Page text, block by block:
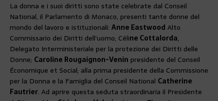
La donna e i suoi diritti sono state celebrate dal Conseil
National, il Parlamento di Monaco, presenti tante donne del
mondo del lavoro e istituzionali: Anne Eastwood Alto
Commissario dei Diritti dell’uomo; Céline Cottalorda,
Delegato Interministeriale per la protezione dei Diritti delle
Donne; Caroline Rougaignon-Venin presidente del Conseil
Économique et Social; alla prima presidente della Commissione
per la Donna e la Famiglia del Conseil National Catherine
Fautrier. Ad aprire questa seduta straordinaria il Presidente